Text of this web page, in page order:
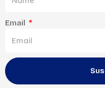
Email